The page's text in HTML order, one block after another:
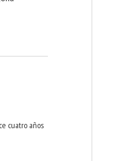
cuatro años